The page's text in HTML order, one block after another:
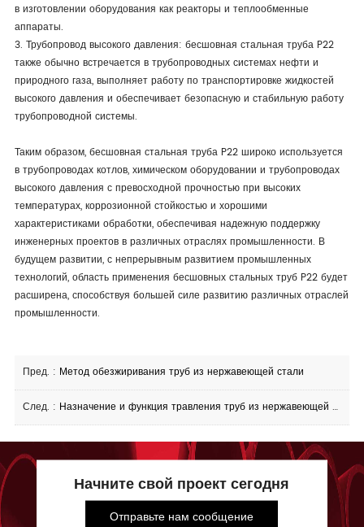
в изготовлении оборудования как реакторы и теплообменные
аппараты.
3. Трубопровод высокого давления: бесшовная стальная труба P22
также обычно встречается в трубопроводных системах нефти и
природного газа, выполняет работу по транспортировке жидкостей
высокого давления и обеспечивает безопасную и стабильную работу
трубопроводной системы.
Таким образом, бесшовная стальная труба P22 широко используется
в трубопроводах котлов, химическом оборудовании и трубопроводах
высокого давления с превосходной прочностью при высоких
температурах, коррозионной стойкостью и хорошими
характеристиками обработки, обеспечивая надежную поддержку
инженерных проектов в различных отраслях промышленности. В
будущем развитии, с непрерывным развитием промышленных
технологий, область применения бесшовных стальных труб P22 будет
расширена, способствуя большей силе развитию различных отраслей
промышленности.
Пред. : Метод обезжиривания труб из нержавеющей стали
След. : Назначение и функция травления труб из нержавеющей стали
Начните свой проект сегодня
Отправьте нам сообщение